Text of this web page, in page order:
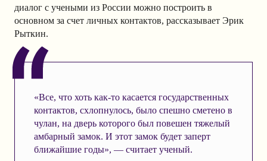
диалог с учеными из России можно построить в
основном за счет личных контактов, рассказывает Эрик
Рыткин.
«Все, что хоть как-то касается государственных
контактов, схлопнулось, было спешно сметено в
чулан, на дверь которого был повешен тяжелый
амбарный замок. И этот замок будет заперт
ближайшие годы», — считает ученый.